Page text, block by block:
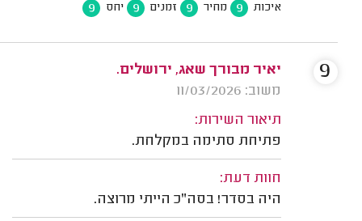
איכות 9 מחיר 9 זמנים 9 יחס 9
יאיר מבורך שאג, ירושלים.
משוב: 11/03/2026
תיאור השירות:
פתיחת סתימה במקלחת.
חוות דעת:
היה בסדר! בסה"כ הייתי מרוצה.
9